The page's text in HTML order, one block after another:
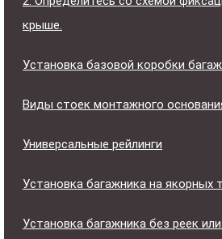
крыше.
Установка базовой коробки
Виды стоек монтажного
Универсальные рейлинги
Установка багажника на якорных
Установка багажника без реек